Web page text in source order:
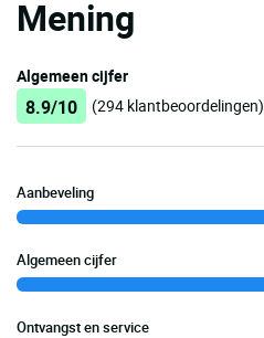
Mening
Algemeen cijfer
8.9/10 (294 klantbeoordelingen)
Aanbeveling
Algemeen cijfer
Ontvangst en service